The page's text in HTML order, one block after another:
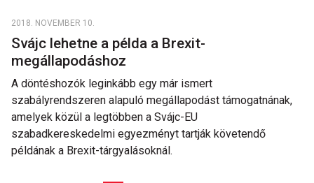
2018. NOVEMBER 10.
Svájc lehetne a példa a Brexit-
megállapodáshoz
A döntéshozók leginkább egy már ismert
szabályrendszeren alapuló megállapodást támogatnának,
amelyek közül a legtöbben a Svájc-EU
szabadkereskedelmi egyezményt tartják követendő
példának a Brexit-tárgyalásoknál.